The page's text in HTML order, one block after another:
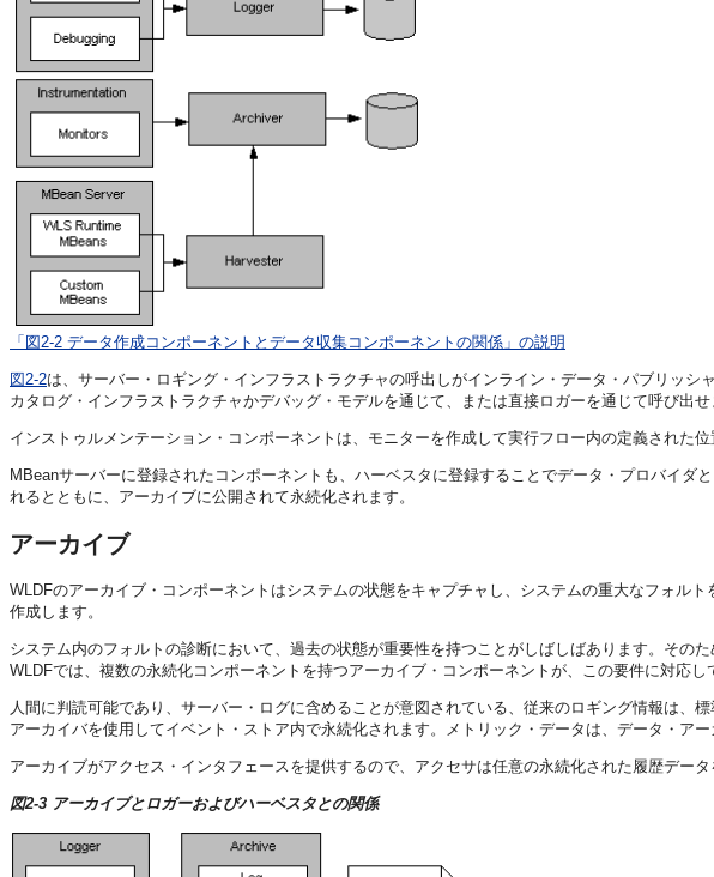
「図2-2 データ作成コンポーネントとデータ収集コンポーネントの関係」の説明
図2-2は、サーバー・ロギング・インフラストラクチャの呼出しがインライン・データ・パブリッ
カタログ・インフラストラクチャかデバッグ・モデルを通じて、または直接ロガーを通じて呼び出せ
インストゥルメンテーション・コンポーネントは、モニターを作成して実行フロー内の定義された
MBeanサーバーに登録されたコンポーネントも、ハーベスタに登録することでデータ・プロバイ
れるとともに、アーカイブに公開されて永続化されます。
アーカイブ
WLDFのアーカイブ・コンポーネントはシステムの状態をキャプチャし、システムの重大なフォル
作成します。
システム内のフォルトの診断において、過去の状態が重要性を持つことがしばしばあります。その
WLDFでは、複数の永続化コンポーネントを持つアーカイブ・コンポーネントが、この要件に対応
人間に判読可能であり、サーバー・ログに含めることが意図されている、従来のロギング情報は、
アーカイバを使用してイベント・ストア内で永続化されます。メトリック・データは、データ・
アーカイブがアクセス・インタフェースを提供するので、アクセサは任意の永続化された履歴データ
図2-3 アーカイブとロガーおよびハーベスタとの関係